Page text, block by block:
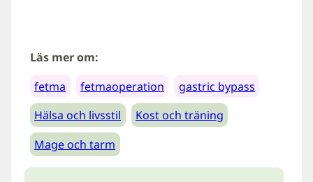
Läs mer om:
fetma
fetmaoperation
gastric bypass
Hälsa och livsstil
Kost och träning
Mage och tarm